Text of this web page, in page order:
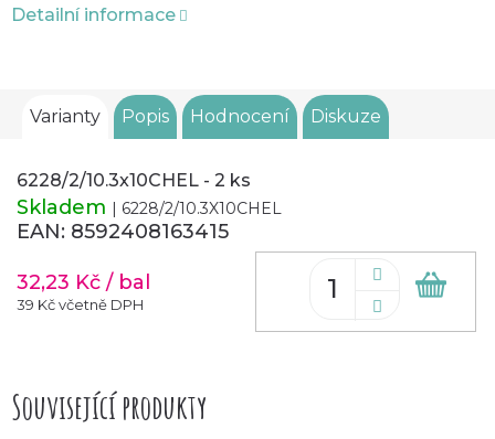
Detailní informace
Varianty Popis Hodnocení Diskuze
6228/2/10.3x10CHEL - 2 ks
Skladem | 6228/2/10.3X10CHEL
EAN: 8592408163415
32,23 Kč / bal
39 Kč včetně DPH
Související produkty